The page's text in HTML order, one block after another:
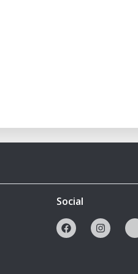
Social